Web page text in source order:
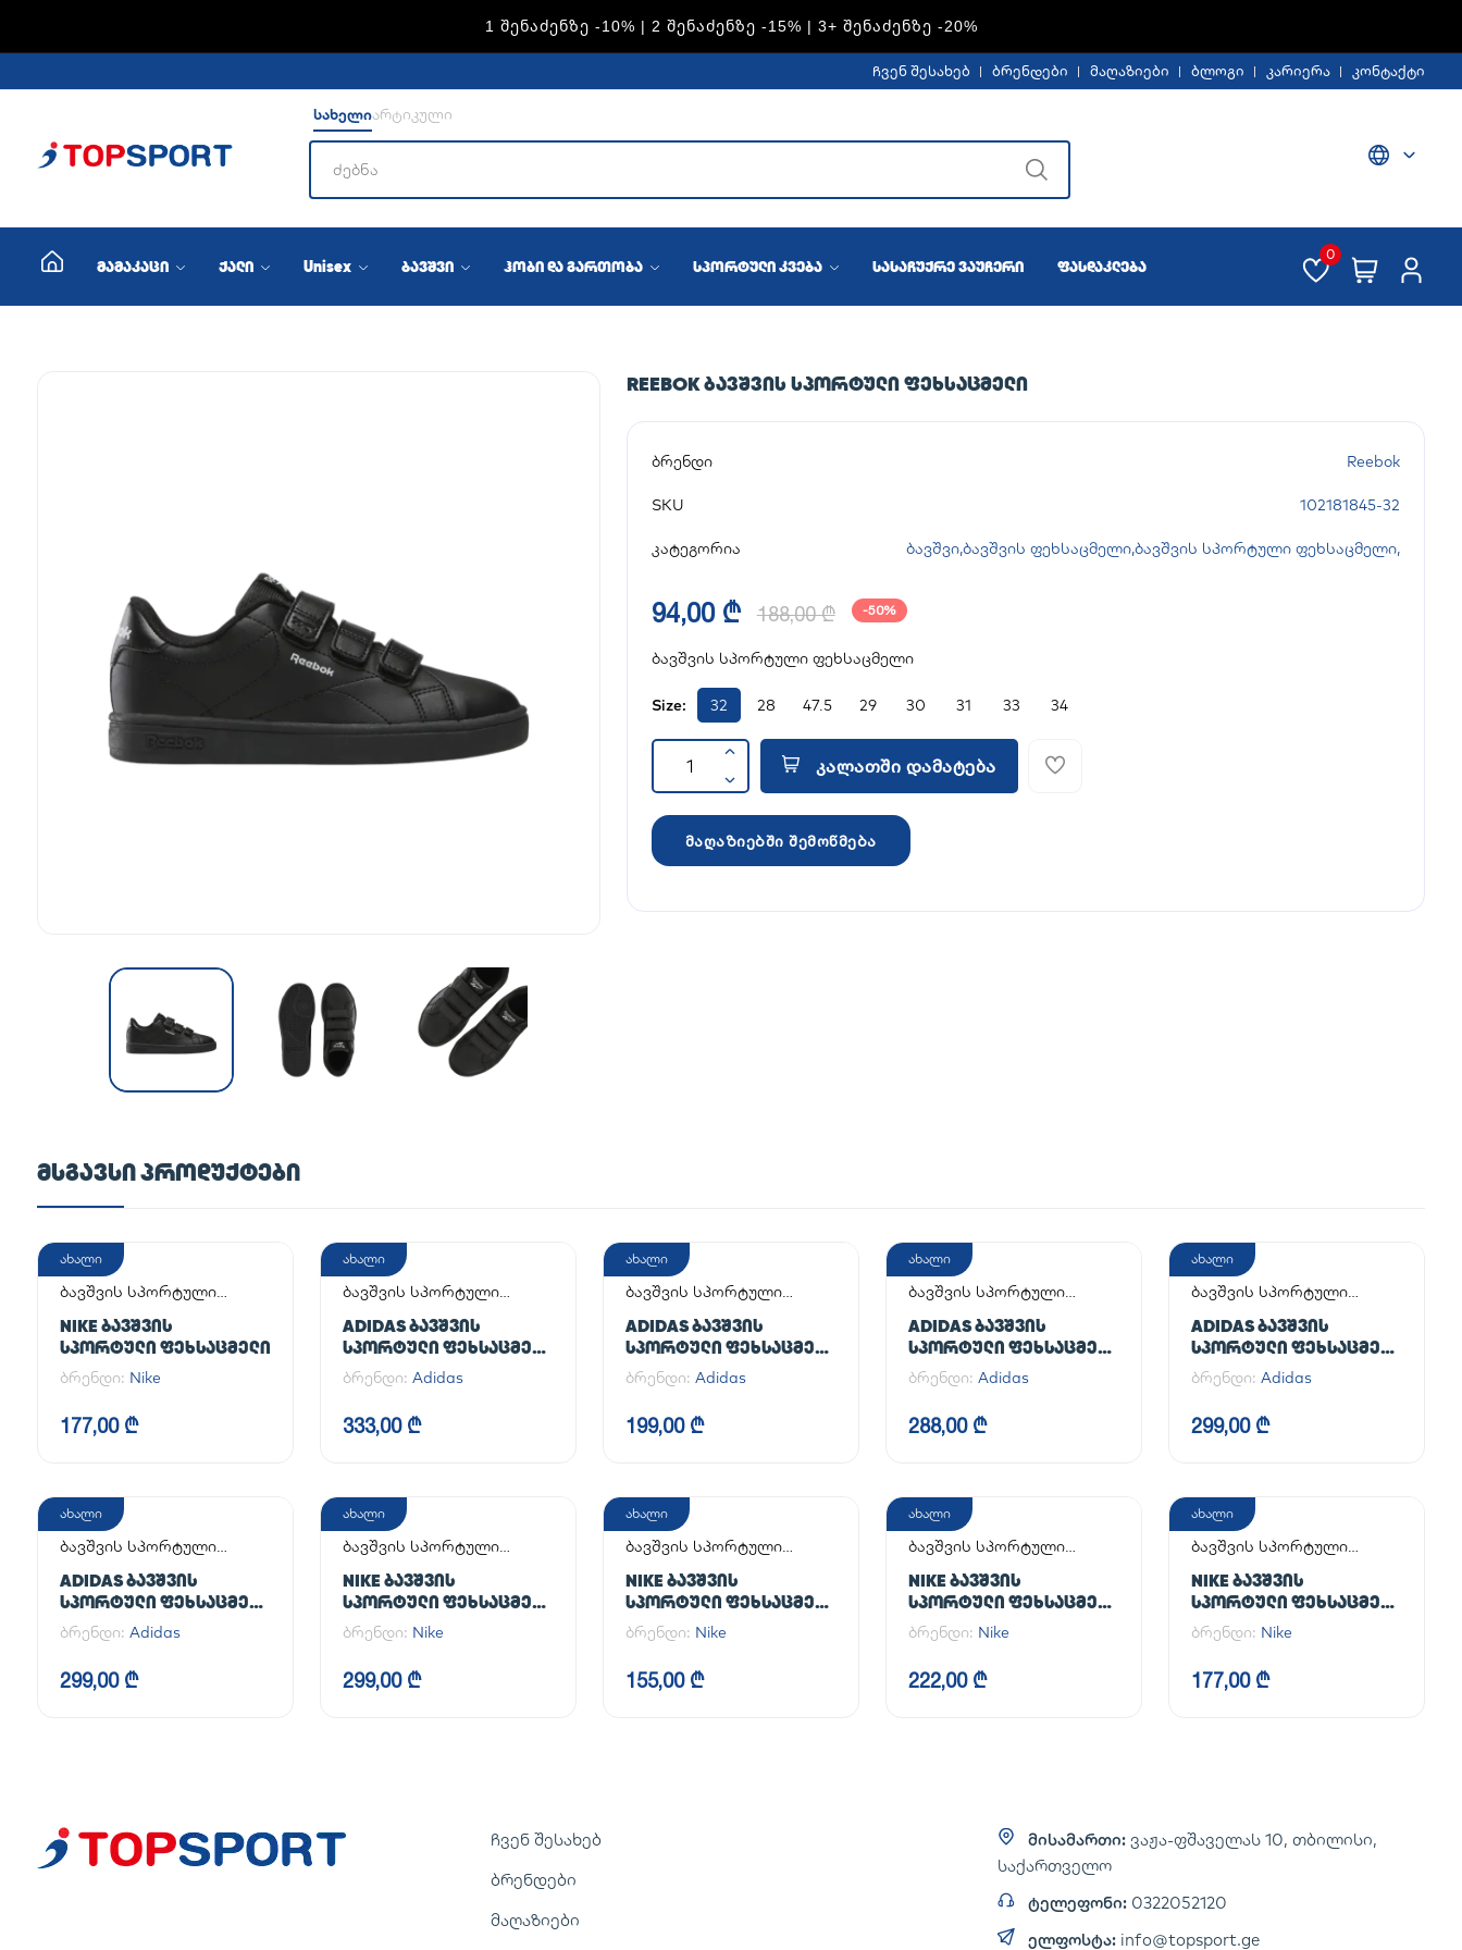
ADIDAS — 1 ᲨᲔᲜᲐᲫᲔᲜᲖᲔ -15% | 2 ᲨᲔᲜᲐᲫᲔᲜᲖᲔ -20% | 3+ ᲨᲔᲜᲐᲫᲔᲜᲖᲔ -30%
ჩვენ შესახებ ბრენდები მაღაზიები ბლოგი კარიერა კონტაქტი
სახელიარტიკული
მამაკაცი ქალი Unisex ბავშვი ჰობი და გართობა სპორტული კვება სასაჩუქრე ვაუჩერი ფასდაკლება
0
REEBOK ᲑᲐᲕᲨᲕᲘᲡ ᲡᲞᲝᲠᲢᲣᲚᲘ ᲤᲔᲮᲡᲐᲪᲛᲔᲚᲘ
ბრენდი Reebok
SKU 102181845-32
კატეგორია ბავშვი,ბავშვის ფეხსაცმელი,ბავშვის სპორტული ფეხსაცმელი,
94,00 ₾ 188,00 ₾ -50%
ბავშვის სპორტული ფეხსაცმელი
Size: 32 28 47.5 29 30 31 33 34
კალათში დამატება
მაღაზიებში შემოწმება
ᲛᲡᲒᲐᲕᲡᲘ ᲞᲠᲝᲓᲣᲥᲢᲔᲑᲘ
ახალი
ბავშვის სპორტული
NIKE ᲑᲐᲕᲨᲕᲘᲡ
ᲡᲞᲝᲠᲢᲣᲚᲘ ᲤᲔᲮᲡᲐᲪᲛᲔᲚᲘ
ბრენდი: Nike
177,00 ₾
ახალი
ბავშვის სპორტული
ADIDAS ᲑᲐᲕᲨᲕᲘᲡ
ᲡᲞᲝᲠᲢᲣᲚᲘ ᲤᲔᲮᲡᲐᲪᲛᲔᲚᲘ
SUPERSTAR II J
ბრენდი: Adidas
333,00 ₾
ახალი
ბავშვის სპორტული
ADIDAS ᲑᲐᲕᲨᲕᲘᲡ
ᲡᲞᲝᲠᲢᲣᲚᲘ ᲤᲔᲮᲡᲐᲪᲛᲔᲚᲘ
SAMBA CRIB
ბრენდი: Adidas
199,00 ₾
ახალი
ბავშვის სპორტული
ADIDAS ᲑᲐᲕᲨᲕᲘᲡ
ᲡᲞᲝᲠᲢᲣᲚᲘ ᲤᲔᲮᲡᲐᲪᲛᲔᲚᲘ
HANDBALL SPEZIAL C
ბრენდი: Adidas
288,00 ₾
ახალი
ბავშვის სპორტული
ADIDAS ᲑᲐᲕᲨᲕᲘᲡ
ᲡᲞᲝᲠᲢᲣᲚᲘ ᲤᲔᲮᲡᲐᲪᲛᲔᲚᲘ
SUPERSTAR II CF C
ბრენდი: Adidas
299,00 ₾
ახალი
ბავშვის სპორტული
ADIDAS ᲑᲐᲕᲨᲕᲘᲡ
ᲡᲞᲝᲠᲢᲣᲚᲘ ᲤᲔᲮᲡᲐᲪᲛᲔᲚᲘ
SUPERSTAR II CF C
ბრენდი: Adidas
299,00 ₾
ახალი
ბავშვის სპორტული
NIKE ᲑᲐᲕᲨᲕᲘᲡ
ᲡᲞᲝᲠᲢᲣᲚᲘ ᲤᲔᲮᲡᲐᲪᲛᲔᲚᲘ
AIR FORCE 1 LE (GS)
ბრენდი: Nike
299,00 ₾
ახალი
ბავშვის სპორტული
NIKE ᲑᲐᲕᲨᲕᲘᲡ
ᲡᲞᲝᲠᲢᲣᲚᲘ ᲤᲔᲮᲡᲐᲪᲛᲔᲚᲘ
NIKE OMNI MULTI-COURT
(PS)
ბრენდი: Nike
155,00 ₾
ახალი
ბავშვის სპორტული
NIKE ᲑᲐᲕᲨᲕᲘᲡ
ᲡᲞᲝᲠᲢᲣᲚᲘ ᲤᲔᲮᲡᲐᲪᲛᲔᲚᲘ
COURT BOROUGH LOW
RECRAFT (GS)
ბრენდი: Nike
222,00 ₾
ახალი
ბავშვის სპორტული
NIKE ᲑᲐᲕᲨᲕᲘᲡ
ᲡᲞᲝᲠᲢᲣᲚᲘ ᲤᲔᲮᲡᲐᲪᲛᲔᲚᲘ
COURT BOROUGH LOW
RECRAFT (PS)
ბრენდი: Nike
177,00 ₾
ჩვენ შესახებ
ბრენდები
მაღაზიები
მისამართი: ვაჟა-ფშაველას 10, თბილისი,
საქართველო
ტელეფონი: 0322052120
ელფოსტა: info@topsport.ge